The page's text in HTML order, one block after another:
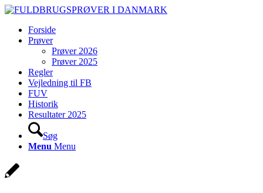
Forside
Prøver
Prøver 2026
Prøver 2025
Regler
Vejledning til FB
FUV
Historik
Resultater 2025
Søg
Menu Menu